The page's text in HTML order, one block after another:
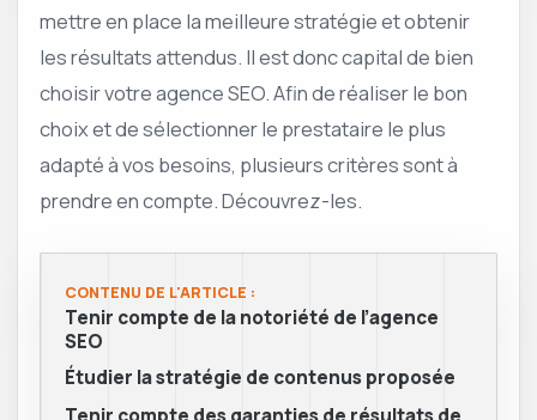
mettre en place la meilleure stratégie et obtenir
les résultats attendus. Il est donc capital de bien
choisir votre agence SEO. Afin de réaliser le bon
choix et de sélectionner le prestataire le plus
adapté à vos besoins, plusieurs critères sont à
prendre en compte. Découvrez-les.
CONTENU DE L'ARTICLE :
Tenir compte de la notoriété de l’agence
SEO
Étudier la stratégie de contenus proposée